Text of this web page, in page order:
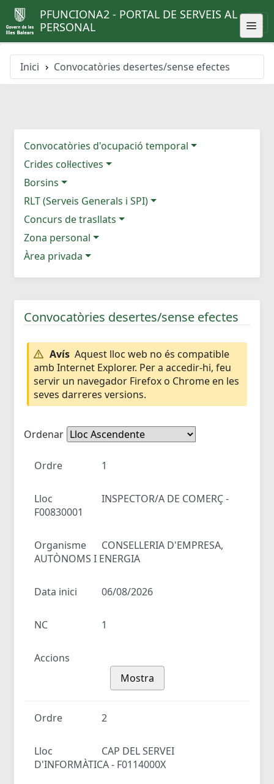
PFUNCIONA2 - PORTAL DE SERVEIS AL
PERSONAL
Inici Convocatòries desertes/sense efectes
Convocatòries d'ocupació temporal
Crides col·lectives
Borsins
RLT (Serveis Generals i SPI)
Concurs de trasllats
Zona personal
Àrea privada
Convocatòries desertes/sense efectes
Avís Aquest lloc web no és compatible
amb Internet Explorer. Per a accedir-hi, feu
servir un navegador Firefox o Chrome en les
seves darreres versions.
Ordenar
Ordre 1
Lloc
INSPECTOR/A DE COMERÇ -
F00830001
Organisme
CONSELLERIA D'EMPRESA,
AUTÒNOMS I ENERGIA
Data inici 06/08/2026
NC 1
Accions
Mostra
Ordre 2
Lloc
CAP DEL SERVEI
D'INFORMÀTICA - F0114000X